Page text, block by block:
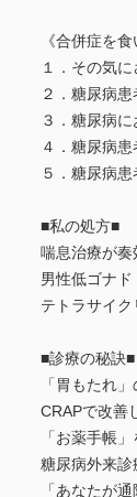
《合併症を
１．その気
２．糖尿病
３．糖尿病
４．糖尿病
５．糖尿病
■私の処方■
喘息治療が
男性低ゴナ
テトラサイ
■診療の秘訣■
「胃もたれ
CRAPで改
「お薬手帳
糖尿病外来
「あなたが